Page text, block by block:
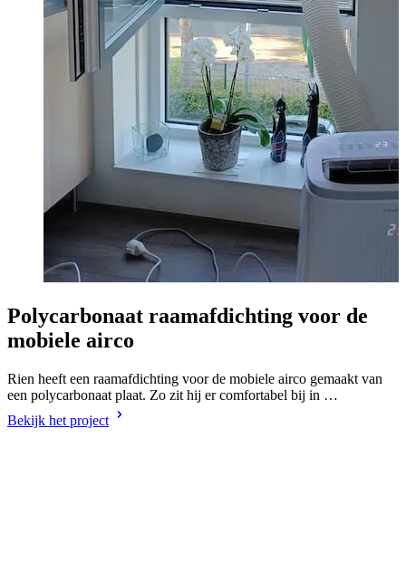
Polycarbonaat raamafdichting voor de
mobiele airco
Rien heeft een raamafdichting voor de mobiele airco gemaakt van
een polycarbonaat plaat. Zo zit hij er comfortabel bij in …
Bekijk het project